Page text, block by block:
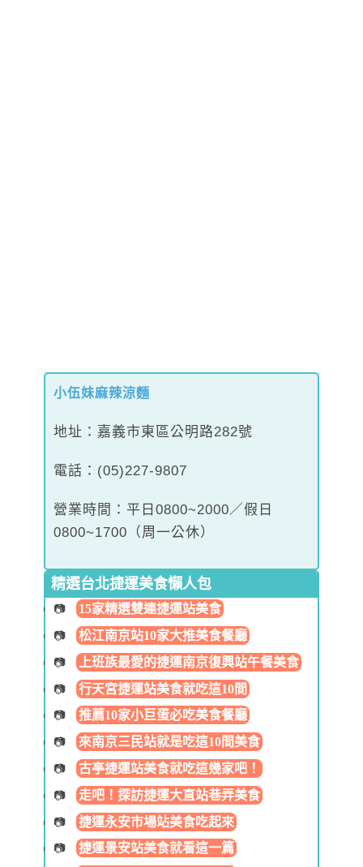
小伍妹麻辣涼麵
地址：嘉義市東區公明路282號
電話：(05)227-9807
營業時間：平日0800~2000／假日
0800~1700（周一公休）
精選台北捷運美食懶人包
15家精選雙連捷運站美食
松江南京站10家大推美食餐廳
上班族最愛的捷運南京復興站午餐美食
行天宮捷運站美食就吃這10間
推薦10家小巨蛋必吃美食餐廳
來南京三民站就是吃這10間美食
古亭捷運站美食就吃這幾家吧！
走吧！探訪捷運大直站巷弄美食
捷運永安市場站美食吃起來
捷運景安站美食就看這一篇